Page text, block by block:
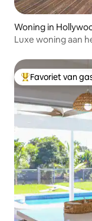
Woning in
Luxe woning aan
Topfavoriet van
Favoriet van